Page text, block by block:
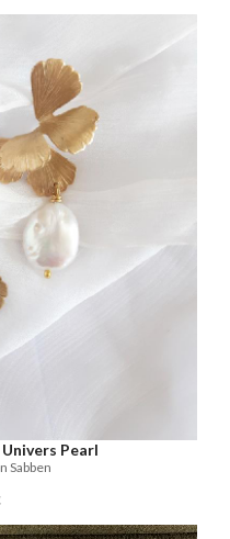
Pearl
Sabben